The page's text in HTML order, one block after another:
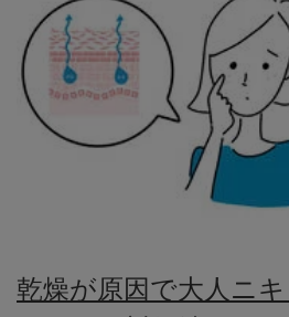
乾燥が原因で大人ニ